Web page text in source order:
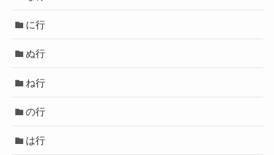
に行
ぬ行
ね行
の行
は行